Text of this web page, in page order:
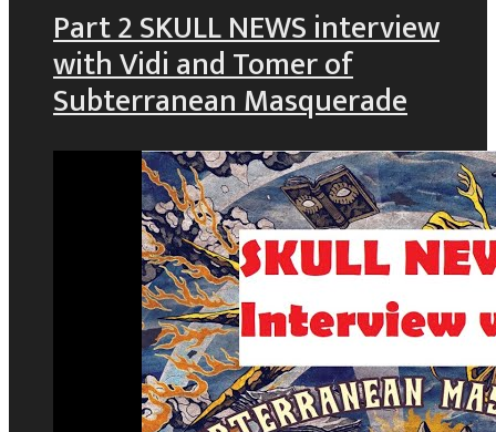
Part 2 SKULL NEWS interview
with Vidi and Tomer of
Subterranean Masquerade